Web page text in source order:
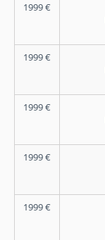
1999€
1999€
1999€
1999€
1999€